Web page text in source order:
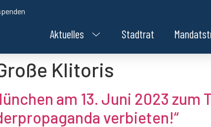
Aktuelles Stadtrat
Klitoris
am 13. Juni 2023 zum
verbieten!“